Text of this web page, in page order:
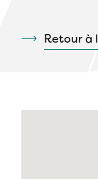
Retour à